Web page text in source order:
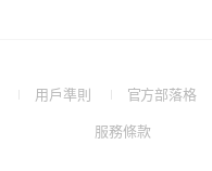
(Open用戶準則
(Open
a
官方部落格
服務條款(Open